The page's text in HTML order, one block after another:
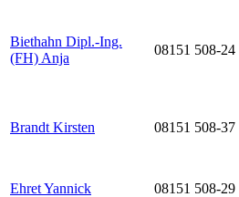
Biethahn Dipl.-Ing.
(FH) Anja
08151 508-24
Brandt Kirsten 08151 508-37
Ehret Yannick 08151 508-29